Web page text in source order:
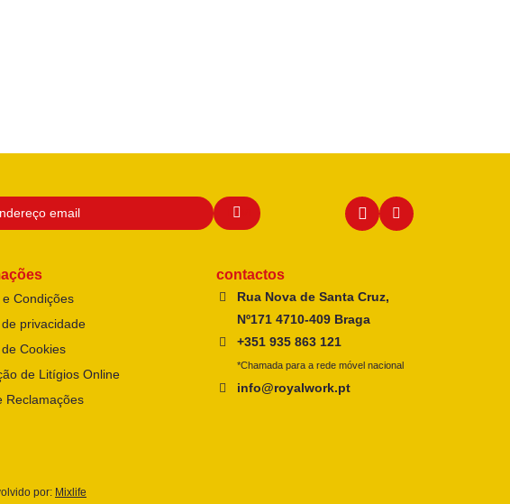
e Condições
privacidade
Cookies
de Litígios Online
Reclamações
contactos
Rua Nova de Santa Cruz,
Nº171 4710-409 Braga
+351 935 863 121
*Chamada para a rede móvel nacional
info@royalwork.pt
por: Mixlife